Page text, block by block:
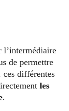
l’intermédiaire
de permettre
différentes
les
.